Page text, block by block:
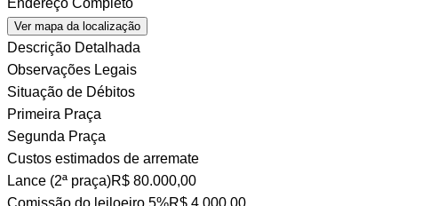
Ver mapa da localização
Descrição Detalhada
Observações Legais
Situação de Débitos
Primeira Praça
Segunda Praça
Custos estimados de arremate
Lance (2ª praça)R$ 80.000,00
Comissão do leiloeiro 5%R$ 4.000,00